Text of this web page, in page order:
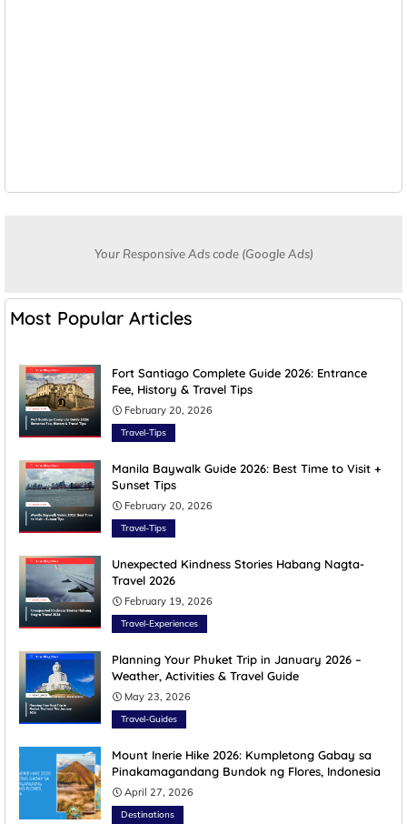
Your Responsive Ads code (Google Ads)
Most Popular Articles
Fort Santiago Complete Guide 2026: Entrance
Fee, History & Travel Tips
February 20, 2026
Travel-Tips
Manila Baywalk Guide 2026: Best Time to Visit +
Sunset Tips
February 20, 2026
Travel-Tips
Unexpected Kindness Stories Habang Nagta-
Travel 2026
February 19, 2026
Travel-Experiences
Planning Your Phuket Trip in January 2026 –
Weather, Activities & Travel Guide
May 23, 2026
Travel-Guides
Mount Inerie Hike 2026: Kumpletong Gabay sa
Pinakamagandang Bundok ng Flores, Indonesia
April 27, 2026
Destinations